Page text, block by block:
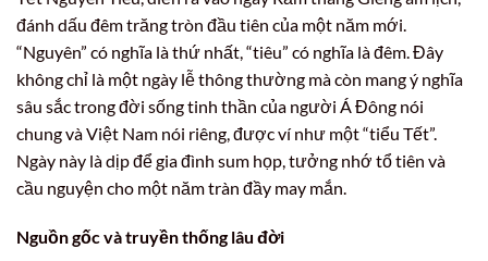
đánh dấu đêm trăng tròn đầu tiên của một năm mới.
“Nguyên” có nghĩa là thứ nhất, “tiêu” có nghĩa là đêm. Đây
không chỉ là một ngày lễ thông thường mà còn mang ý nghĩa
sâu sắc trong đời sống tinh thần của người Á Đông nói
chung và Việt Nam nói riêng, được ví như một “tiểu Tết”.
Ngày này là dịp để gia đình sum họp, tưởng nhớ tổ tiên và
cầu nguyện cho một năm tràn đầy may mắn.
Nguồn gốc và truyền thống lâu đời